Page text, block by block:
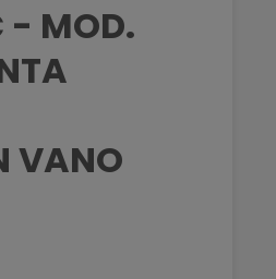
- MOD.
VANO